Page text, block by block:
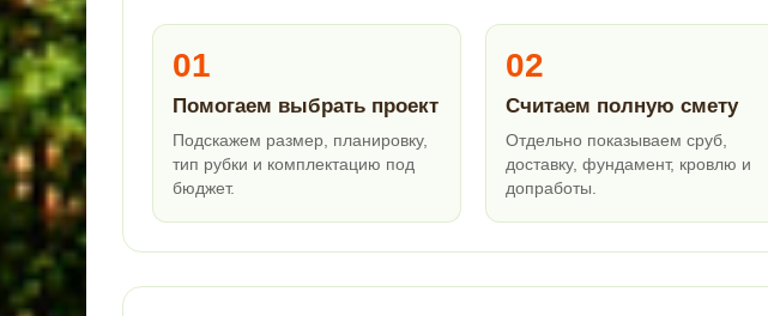
01
Помогаем выбрать проект
Подскажем размер, планировку,
тип рубки и комплектацию под
бюджет.
02
Считаем полную смету
Отдельно показываем сруб,
доставку, фундамент, кровлю и
допработы.